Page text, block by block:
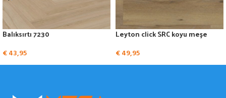
Balıksırtı 7230
€43,95
Leyton click SRC koyu meşe
€49,95